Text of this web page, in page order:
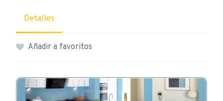
Detalles
Añadir a favoritos